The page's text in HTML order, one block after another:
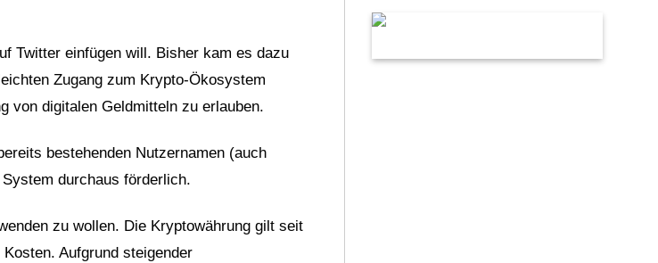
Twitter einfügen will. Bisher kam es dazu
Zugang zum Krypto-Ökosystem
von digitalen Geldmitteln zu erlauben.
bestehenden Nutzernamen (auch
durchaus förderlich.
zu wollen. Die Kryptowährung gilt seit
Aufgrund steigender